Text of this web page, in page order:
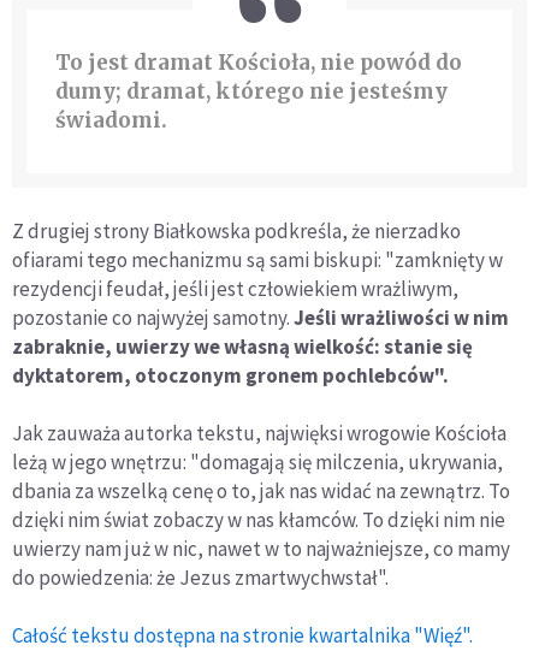
To jest dramat Kościoła, nie powód do
dumy; dramat, którego nie jesteśmy
świadomi.
Z drugiej strony Białkowska podkreśla, że nierzadko
ofiarami tego mechanizmu są sami biskupi: "zamknięty w
rezydencji feudał, jeśli jest człowiekiem wrażliwym,
pozostanie co najwyżej samotny.Jeśli wrażliwości w nim
zabraknie, uwierzy we własną wielkość: stanie się
dyktatorem, otoczonym gronem pochlebców".
Jak zauważa autorka tekstu, najwięksi wrogowie Kościoła
leżą w jego wnętrzu: "domagają się milczenia, ukrywania,
dbania za wszelką cenę o to, jak nas widać na zewnątrz. To
dzięki nim świat zobaczy w nas kłamców. To dzięki nim nie
uwierzy nam już w nic, nawet w to najważniejsze, co mamy
do powiedzenia: że Jezus zmartwychwstał".
Całość tekstu dostępna na stronie kwartalnika "Więź".